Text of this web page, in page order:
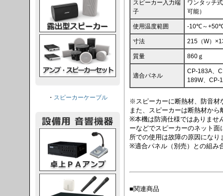
スピーカー入力端
子
ワンタッチ
可能）
使用温度範囲 -10℃～
寸法 215（W）
質量 860ｇ
適合パネル
CP-183A、
189W、CP-
※スピーカーに断熱材、防音材
また、スピーカーは断熱材か
※本機は防滴仕様ではありませ
ーなどでスピーカーのネット
所での使用は故障の原因になり
※適合パネル（別売）との組み
■関連商品
・ スピーカーケーブル